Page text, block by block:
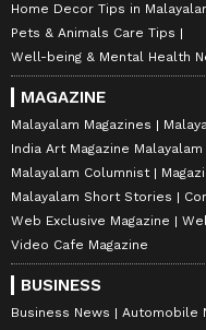
Home Decor Tips in
Pets & Animals Care Tips
Well-being & Mental Health
MAGAZINE
Malayalam Magazines
India Art Magazine Malayalam
Malayalam Columnist
Malayalam Short Stories
Web Exclusive Magazine
Video Cafe Magazine
BUSINESS
Business News Automobile